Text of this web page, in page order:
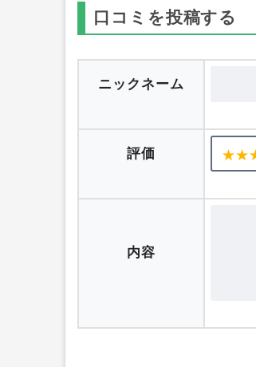
口コミを投稿する
ニックネーム
内容